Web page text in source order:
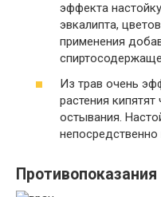
эффекта
эвкалипта,
применения
Из трав очень
растения
остывания.
Противопоказания